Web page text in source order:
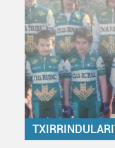
irakurri